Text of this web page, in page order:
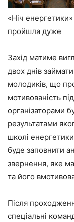
«Ніч енергетики»
пройшла дуже
Захід матиме
двох днів
молодиків, що
мотивованість
організаторами
результатами
школі
буде заповнити
звернення, яке
та його
Після
спеціальні